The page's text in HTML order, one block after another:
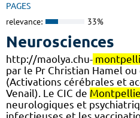
PAGES
relevance: 33%
Neurosciences
http://maolya.chu-
par le Pr Christian Hamel ou
(Activations cérébrales et
Venail). Le CIC de
neurologiques et